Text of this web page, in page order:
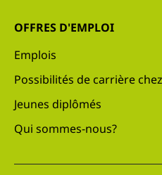
OFFRES D'EMPLOI
Emplois
Possibilités de carrière
Jeunes diplômés
Qui sommes-nous?